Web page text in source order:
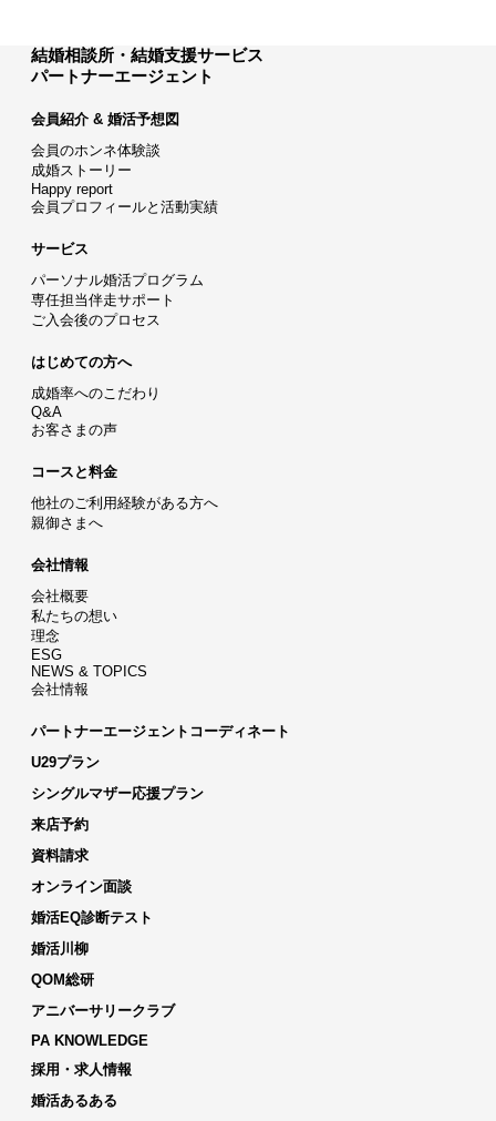
結婚相談所・結婚支援サービス
パートナーエージェント
会員紹介 & 婚活予想図
会員のホンネ体験談
成婚ストーリー
Happy report
会員プロフィールと活動実績
サービス
パーソナル婚活プログラム
専任担当伴走サポート
ご入会後のプロセス
はじめての方へ
成婚率へのこだわり
Q&A
お客さまの声
コースと料金
他社のご利用経験がある方へ
親御さまへ
会社情報
会社概要
私たちの想い
理念
ESG
NEWS & TOPICS
会社情報
パートナーエージェントコーディネート
U29プラン
シングルマザー応援プラン
来店予約
資料請求
オンライン面談
婚活EQ診断テスト
婚活川柳
QOM総研
アニバーサリークラブ
PA KNOWLEDGE
採用・求人情報
婚活あるある